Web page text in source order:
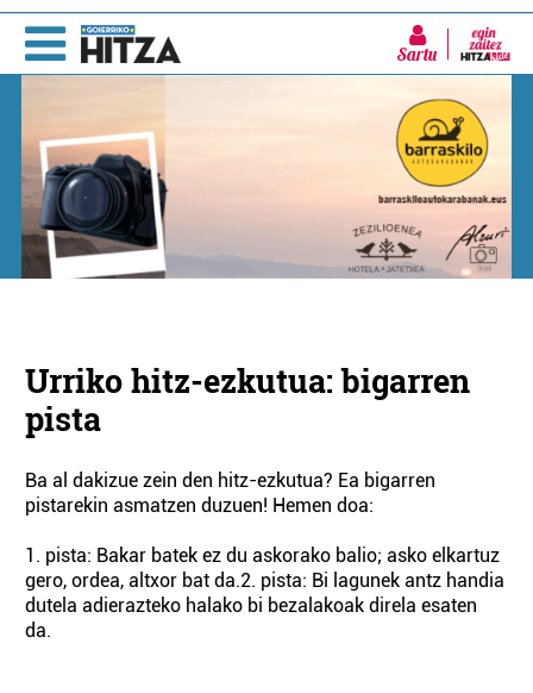
Sartu
Urriko hitz-ezkutua: bigarren
pista
Ba al dakizue zein den hitz-ezkutua? Ea bigarren
pistarekin asmatzen duzuen! Hemen doa:
1. pista: Bakar batek ez du askorako balio; asko elkartuz
gero, ordea, altxor bat da.2. pista: Bi lagunek antz handia
dutela adierazteko halako bi bezalakoak direla esaten
da.